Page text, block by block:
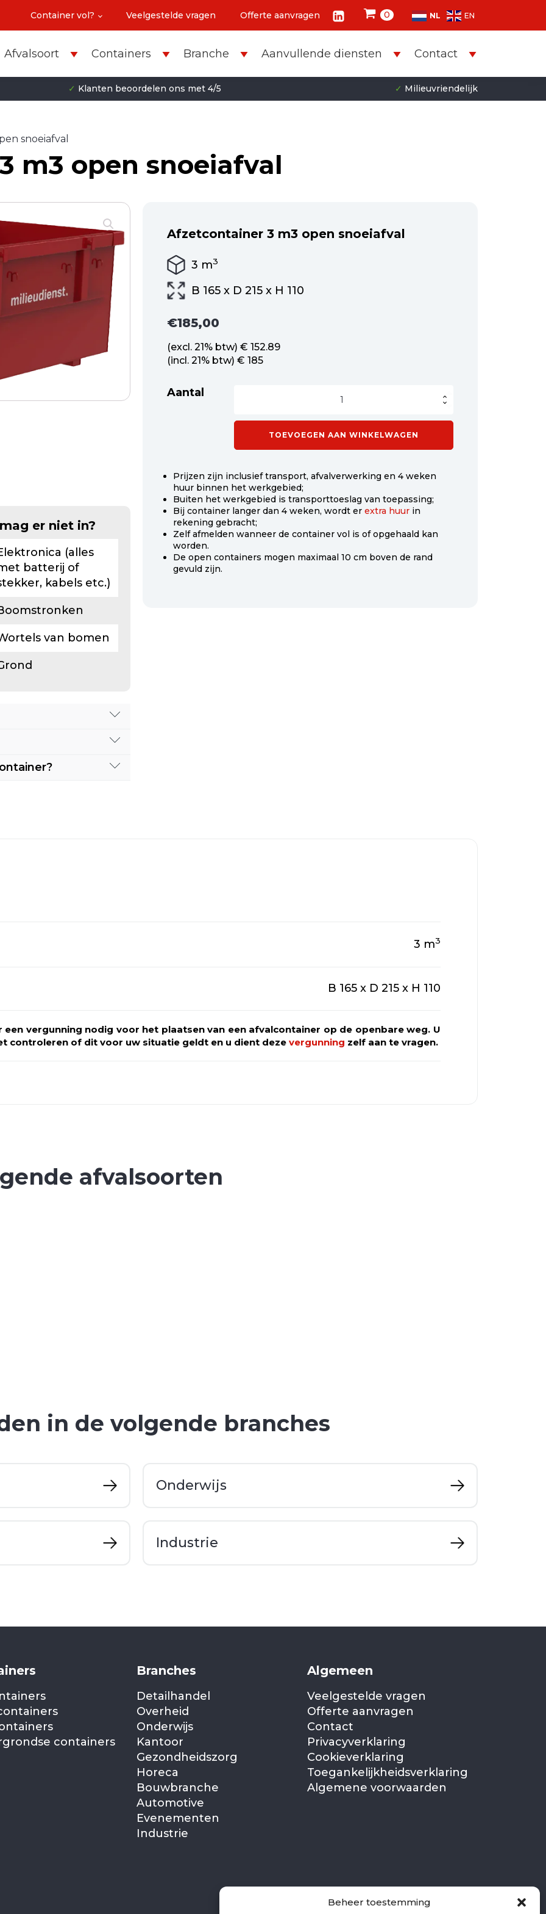
Beheer toestemming
Container vol? Veelgestelde vragen Offerte aanvragen 0 NL EN
Afvalsoort Containers Branche Aanvullende diensten Contact
✓ Klanten beoordelen ons met 4/5 ✓ Milieuvriendelijk
snoeiafval
m3 open snoeiafval
er niet in?
(alles
batterij of
kabels etc.)
van bomen
nog een
gerustcontainers
Afzetcontainer 3 m3 open snoeiafval
3 m3
B 165 x D 215 x H 110
€185,00
(excl. 21% btw) € 152.89
(incl. 21% btw) € 185
Aantal
open
TOEVOEGEN AAN WINKELWAGEN
Prijzen zijn inclusief transport, afvalverwerking en 4 weken
huur binnen het werkgebied;
Buiten het werkgebied is transporttoeslag van toepassing;
Bij container langer dan 4 weken, wordt er extra huur in
rekening gebracht;
Zelf afmelden wanneer de container vol is of opgehaald kan
worden.
De open containers mogen maximaal 10 cm boven de rand
gevuld zijn.
3 m3
B 165 x D 215 x H 110
een vergunning nodig voor het plaatsen van een afvalcontainer op de openbare weg. U
controleren of dit voor uw situatie geldt en u dient deze vergunning zelf aan te vragen.
afvalsoorten
in de volgende branches
Onderwijs
Industrie
containers
Branches
Detailhandel
Overheid
Onderwijs
Kantoor
Gezondheidszorg
Horeca
Bouwbranche
Automotive
Evenementen
Industrie
Algemeen
Veelgestelde vragen
Offerte aanvragen
Contact
Privacyverklaring
Cookieverklaring
Toegankelijkheidsverklaring
Algemene voorwaarden